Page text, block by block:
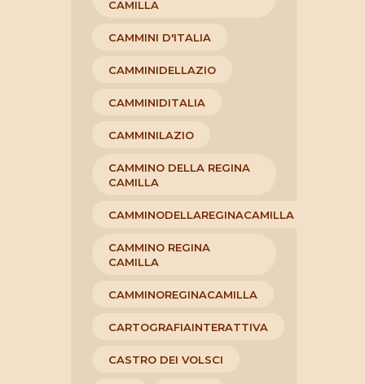
CAMILLA
CAMMINI D'ITALIA
CAMMINIDELLAZIO
CAMMINIDITALIA
CAMMINILAZIO
CAMMINO DELLA REGINA
CAMILLA
CAMMINODELLAREGINACAMILLA
CAMMINO REGINA
CAMILLA
CAMMINOREGINACAMILLA
CARTOGRAFIAINTERATTIVA
CASTRO DEI VOLSCI